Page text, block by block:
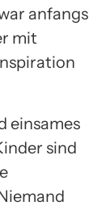
anfangs
mit
einsames
sind